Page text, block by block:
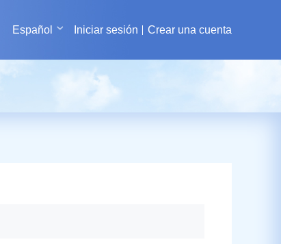
Español Iniciar sesión Crear una cuenta